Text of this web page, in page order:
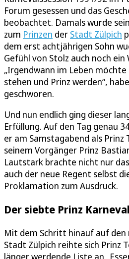
Forum gesessen und das
beobachtet. Damals wurde
zum Prinzen der Stadt Zülpich
dem erst achtjährigen Sohn
Gefühl von Stolz auch noch ein
„Irgendwann im Leben
stehen und Prinz werden“,
geschworen.
Und nun endlich ging dieser
Erfüllung. Auf den Tag genau
er am Samstagabend als Prinz
seinem Vorgänger Prinz
Lautstark brachte nicht nur
auch der neue Regent selbst
Proklamation zum Ausdruck.
Der siebte Prinz
Mit dem Schritt hinauf auf
Stadt Zülpich reihte sich Prinz